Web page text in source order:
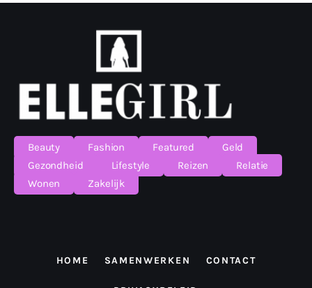
Beauty Fashion Featured
Geld
Gezondheid
Lifestyle Reizen
Relatie
Wonen
Zakelijk
HOME SAMENWERKEN CONTACT